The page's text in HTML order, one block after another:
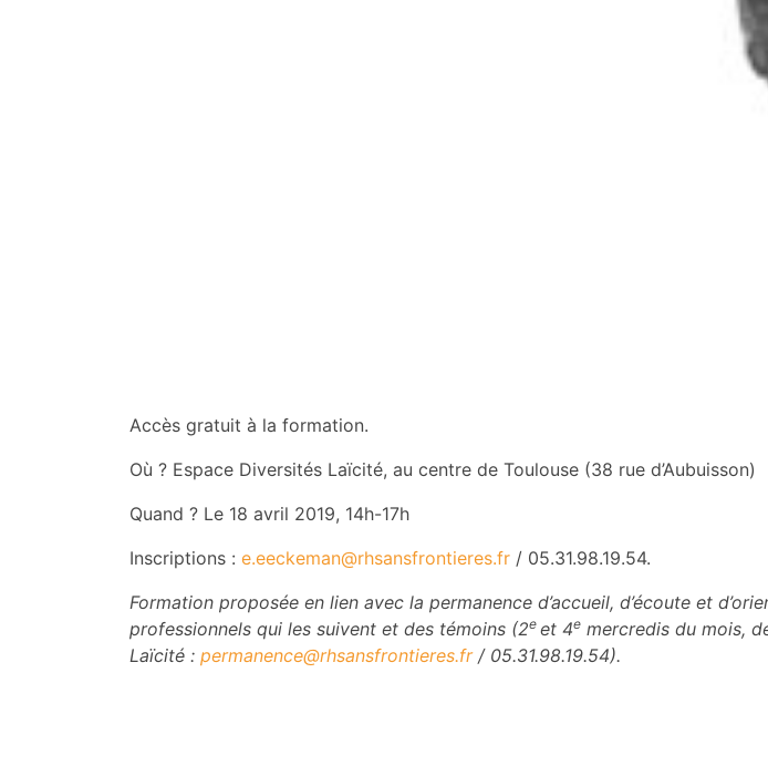
Accès gratuit à la formation.
Où ? Espace Diversités Laïcité, au centre de Toulouse (38 rue d’Aubuisson)
Quand ? Le 18 avril 2019, 14h-17h
Inscriptions : e.eeckeman@rhsansfrontieres.fr / 05.31.98.19.54.
Formation proposée en lien avec la permanence d’accueil, d’écoute et
professionnels qui les suivent et des témoins (2e et 4e mercredis du mois,
Laïcité : permanence@rhsansfrontieres.fr/ 05.31.98.19.54).